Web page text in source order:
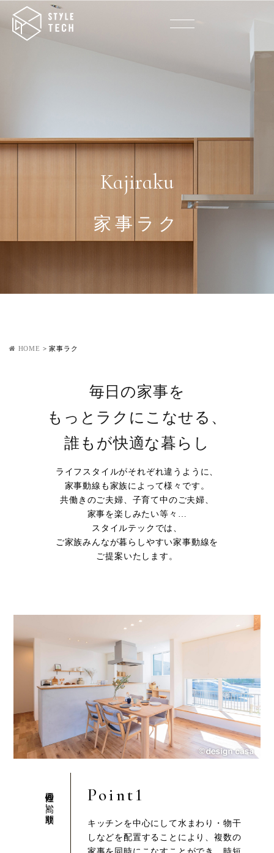
Kajiraku
家事ラク
HOME >家事ラク
毎日の家事を
もっとラクにこなせる、
誰もが快適な暮らし
ライフスタイルがそれぞれ違うように、
家事動線も家族によって様々です。
共働きのご夫婦、子育て中のご夫婦、
家事を楽しみたい等々…
スタイルテックでは、
ご家族みんなが暮らしやすい家事動線を
ご提案いたします。
回遊性の高い間取り Point1
キッチンを中心にして水まわり・物干
しなどを配置することにより、複数の